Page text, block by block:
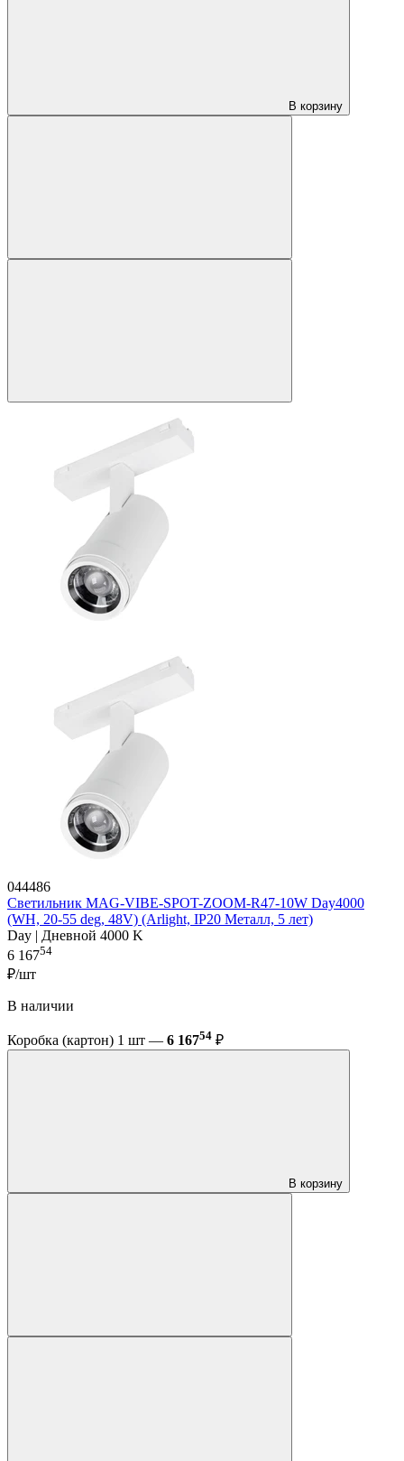
В корзину
044486
Светильник MAG-VIBE-SPOT-ZOOM-R47-10W Day4000
(WH, 20-55 deg, 48V) (Arlight, IP20 Металл, 5 лет)
Day | Дневной 4000 K
6 16754
₽/шт
В наличии
Коробка (картон) 1 шт — 6 16754 ₽
В корзину